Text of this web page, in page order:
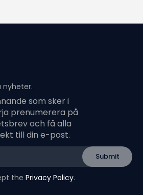
nyheter.
som sker i
prenumerera på
och få alla
till din e-post.
the Privacy Policy.